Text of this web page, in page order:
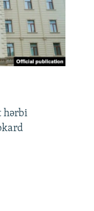
hərbi